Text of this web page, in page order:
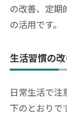
の改善、定期
の活用です。
生活習慣の
日常生活で注
下のとおりで